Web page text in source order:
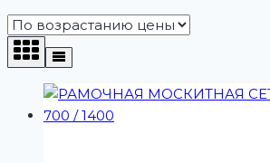
по
возрастанию